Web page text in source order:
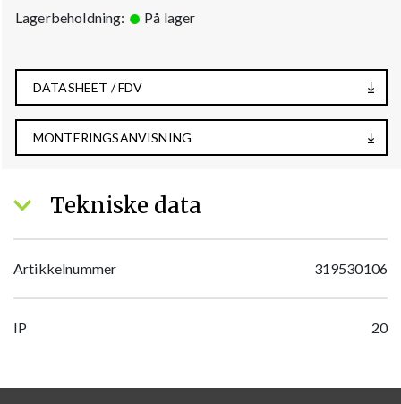
Lagerbeholdning: På lager
DATASHEET / FDV
MONTERINGSANVISNING
Tekniske data
Artikkelnummer 319530106
IP 20